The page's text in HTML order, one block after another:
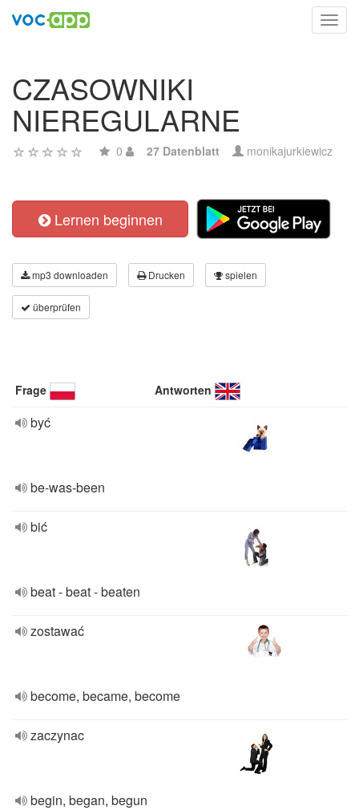
CZASOWNIKI
NIEREGULARNE
0 27 Datenblatt monikajurkiewicz
Lernen beginnen
mp3 downloaden Drucken spielen
überprüfen
Frage Antworten
być
be-was-been
bić
beat - beat - beaten
zostawać
become, became, become
zaczynac
begin, began, begun